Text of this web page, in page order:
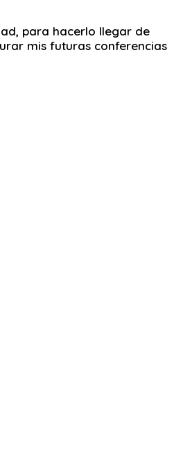
para hacerlo llegar de
mis futuras conferencias